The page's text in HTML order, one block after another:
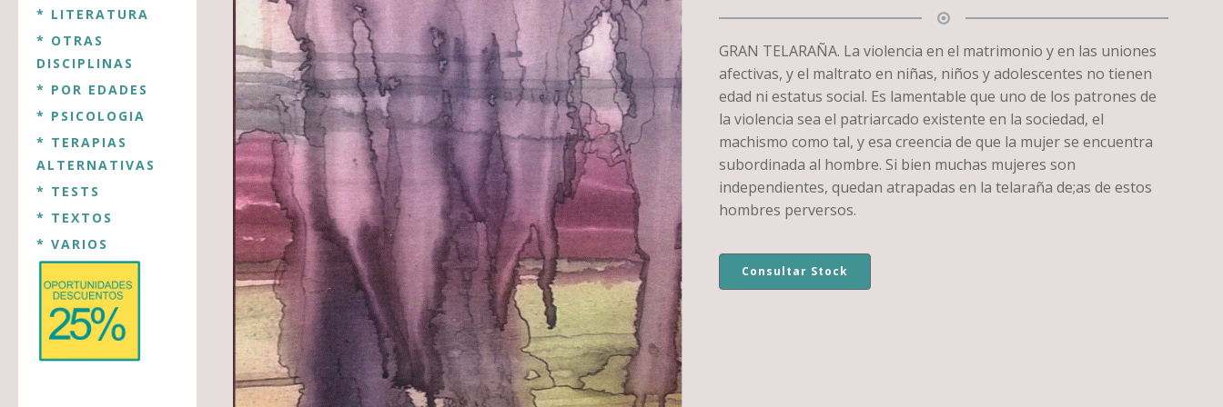
* LITERATURA
* OTRAS
DISCIPLINAS
* POR EDADES
* PSICOLOGIA
* TERAPIAS
ALTERNATIVAS
* TESTS
* TEXTOS
* VARIOS
$ 1.100.
$ 935.
GRAN TELARAÑA. La violencia en el matrimonio y en las uniones
afectivas, y el maltrato en niñas, niños y adolescentes no tienen
edad ni estatus social. Es lamentable que uno de los patrones de
la violencia sea el patriarcado existente en la sociedad, el
machismo como tal, y esa creencia de que la mujer se encuentra
subordinada al hombre. Si bien muchas mujeres son
independientes, quedan atrapadas en la telaraña de;as de estos
hombres perversos.
Consultar Stock